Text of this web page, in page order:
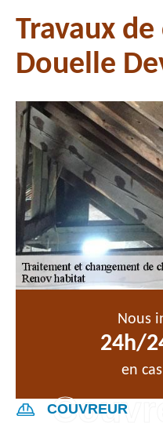
Travaux
Douelle
Nous
24h/
en
COUVREUR